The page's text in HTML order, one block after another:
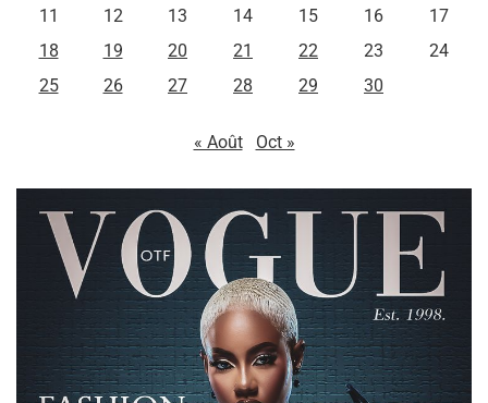
11
12 13 14 15 16
17
18
19 20 21 22 23
24
25
26 27 28 29 30
« Août Oct »